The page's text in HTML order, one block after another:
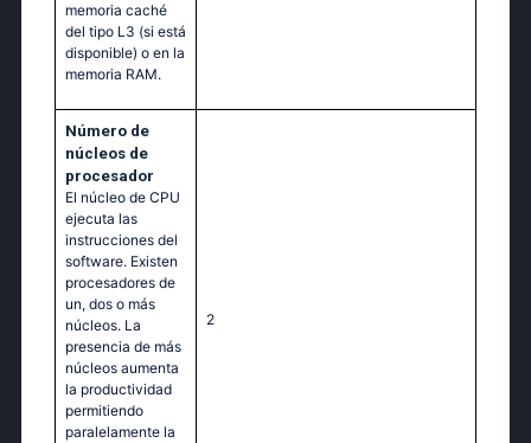
memoria caché
del tipo L3 (si está
disponible) o en la
memoria RAM.
Número de
núcleos de
procesador
El núcleo de CPU
ejecuta las
instrucciones del
software. Existen
procesadores de
un, dos o más
núcleos. La
presencia de más
núcleos aumenta
la productividad
permitiendo
paralelamente la
2